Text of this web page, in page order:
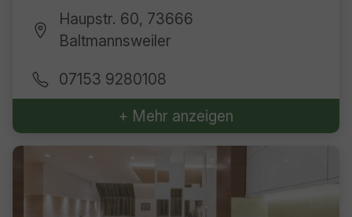
Haupstr. 60, 73666
Baltmannsweiler
07153 9280108
+ Mehr anzeigen